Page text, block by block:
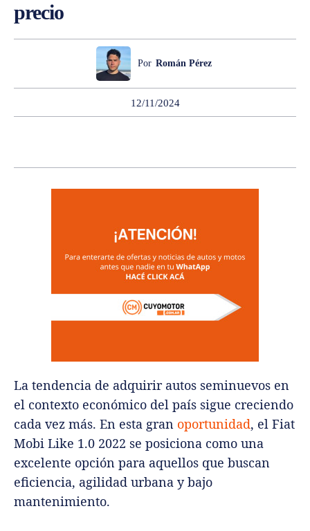
precio
Por Román Pérez
12/11/2024
La tendencia de adquirir autos seminuevos en
el contexto económico del país sigue creciendo
cada vez más. En esta gran oportunidad, el Fiat
Mobi Like 1.0 2022 se posiciona como una
excelente opción para aquellos que buscan
eficiencia, agilidad urbana y bajo
mantenimiento.